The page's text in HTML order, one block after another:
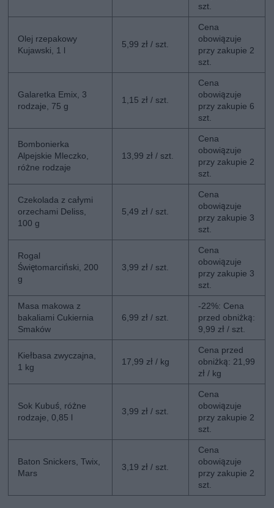
szt.
Olej rzepakowy
Kujawski, 1 l
5,99 zł / szt.
Cena
obowiązuje
przy zakupie 2
szt.
Galaretka Emix, 3
rodzaje, 75 g
1,15 zł / szt.
Cena
obowiązuje
przy zakupie 6
szt.
Bombonierka
Alpejskie Mleczko,
różne rodzaje
13,99 zł / szt.
Cena
obowiązuje
przy zakupie 2
szt.
Czekolada z całymi
orzechami Deliss,
100 g
5,49 zł / szt.
Cena
obowiązuje
przy zakupie 3
szt.
Rogal
Świętomarciński, 200
g
3,99 zł / szt.
Cena
obowiązuje
przy zakupie 3
szt.
Masa makowa z
bakaliami Cukiernia
Smaków
6,99 zł / szt.
-22%: Cena
przed obniżką:
9,99 zł / szt.
Kiełbasa zwyczajna,
1 kg
17,99 zł / kg
Cena przed
obniżką: 21,99
zł / kg
Sok Kubuś, różne
rodzaje, 0,85 l
3,99 zł / szt.
Cena
obowiązuje
przy zakupie 2
szt.
Baton Snickers, Twix,
Mars
3,19 zł / szt.
Cena
obowiązuje
przy zakupie 2
szt.